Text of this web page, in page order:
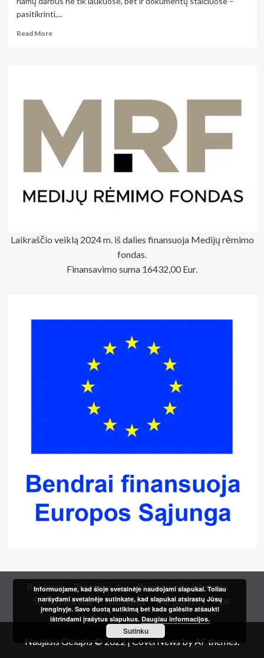
naujo?
pasitikrinti,...
Read MoreRead
neužtenka
tik
susitarti
žodžiu
Laikraščio veiklą 2024 m. iš dalies finansuoja Medijų rėmimo
fondas.
Finansavimo suma 16432,00 Eur.
Reklama Prenumerata
Prenumerata internetu
Šeimos kortelė
Redakcija Kur įsigyti? PDF
Naujasis Gėlupis © 2022|CoverNews by AF themes.
Informuojame, kad šioje svetainėje naudojami slapukai. Toliau
naršydami svetainėje sutinkate, kad slapukai atsirastų Jūsų
įrenginyje. Savo duotą sutikimą bet kada galėsite atšaukti
ištrindami įrašytus slapukus. Daugiau informacijos.
Sutinku